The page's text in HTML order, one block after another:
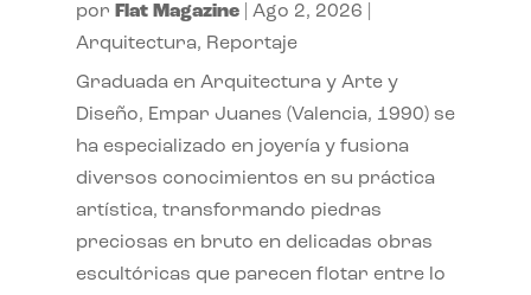
por Flat Magazine| Ago 2, 2026
Arquitectura, Reportaje
Graduada en Arquitectura y Arte y
Diseño, Empar Juanes (Valencia, 1990) se
ha especializado en joyería y fusiona
diversos conocimientos en su práctica
artística, transformando piedras
preciosas en bruto en delicadas obras
escultóricas que parecen flotar entre lo